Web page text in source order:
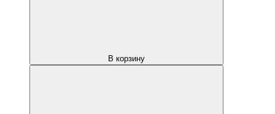
В корзину